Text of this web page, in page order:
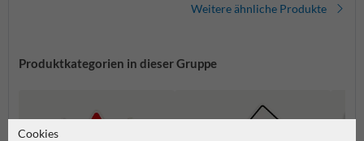
Weitere ähnliche Produkte
Produktkategorien in dieser Gruppe
Cookies